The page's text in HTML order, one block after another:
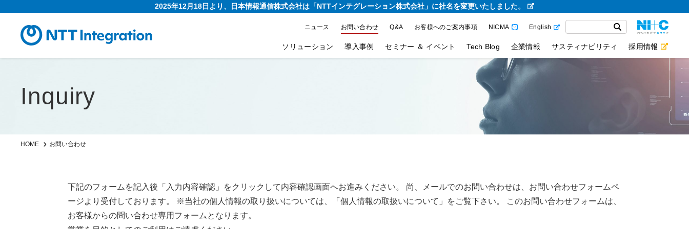
2025年12月18日より、日本情報通信株式会社は「NTTインテグレーション株式会社」に社名を変更いたしました。
ニュース お問い合わせ Q&A お客様へのご案内事項 NICMA English
ソリューション 導入事例 セミナー ＆ イベント Tech Blog 企業情報 サスティナビリティ 採用情報
Inquiry
HOME お問い合わせ
下記のフォームを記入後「入力内容確認」をクリックして内容確認画面へお進みください。 尚、メールでのお問い合わせは、お問い合わせフォームペ
ージより受付しております。 ※当社の個人情報の取り扱いについては、「個人情報の取扱いについて」をご覧下さい。 このお問い合わせフォームは、
お客様からの問い合わせ専用フォームとなります。